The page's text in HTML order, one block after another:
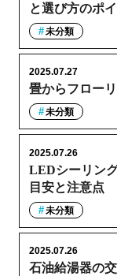
と選び方のポ
未分類
畳からフロー
2025.07.27
未分類
LEDシーリン
目安と注意点
2025.07.26
未分類
石油給湯器の
2025.07.26